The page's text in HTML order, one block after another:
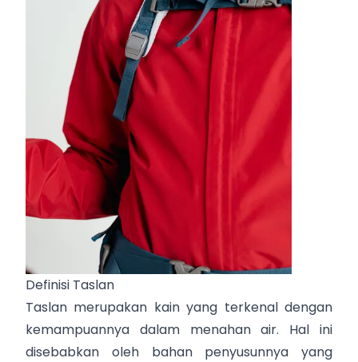
Definisi Taslan
Taslan merupakan kain yang terkenal dengan
kemampuannya dalam menahan air. Hal ini
disebabkan oleh bahan penyusunnya yang